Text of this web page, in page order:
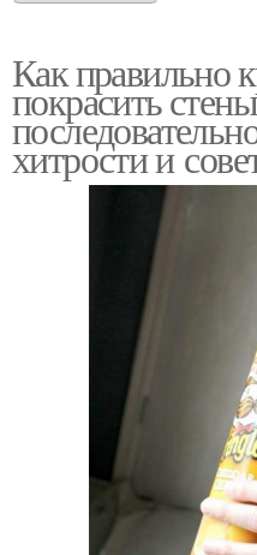
Как правильно
покрасить
хитрости и